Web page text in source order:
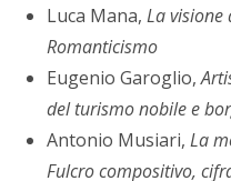
Luca Mana,La visione
Romanticismo
Eugenio Garoglio,
del turismo nobile e
Antonio Musiari,La
Fulcro compositivo,